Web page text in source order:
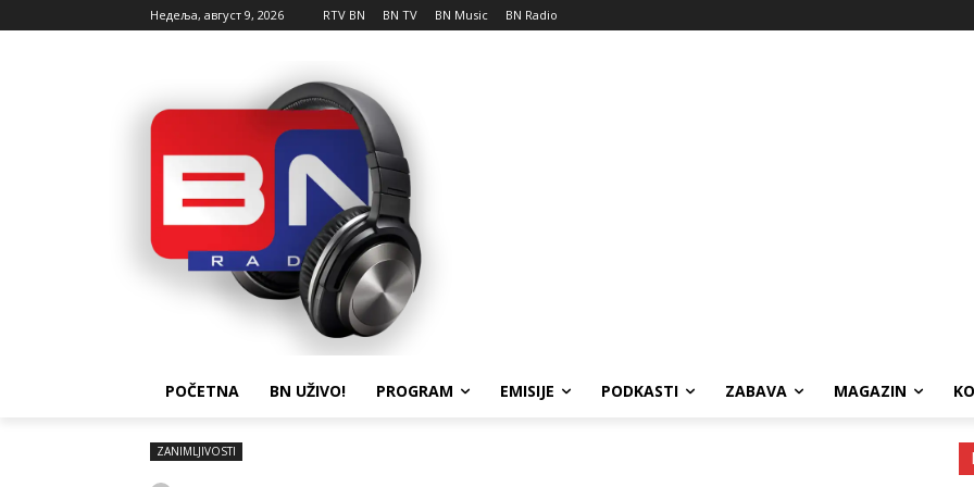
Недеља, август 9, 2026 RTV BN BN TV BN Music BN Radio
POČETNA BN UŽIVO! PROGRAM EMISIJE PODKASTI ZABAVA MAGAZIN
ZANIMLJIVOSTI